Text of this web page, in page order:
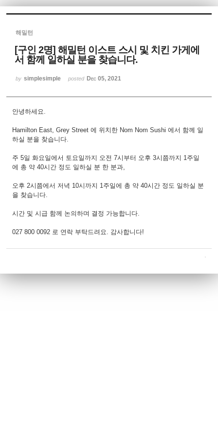
해밀턴
[구인 2명] 해밀턴 이스트 스시 및 치킨 가게에
서 함께 일하실 분을 찾습니다.
by simplesimple posted Dec 05, 2021
안녕하세요.
Hamilton East, Grey Street 에 위치한 Nom Nom Sushi 에서 함께 일
하실 분을 찾습니다.
주 5일 화요일에서 토요일까지 오전 7시부터 오후 3시쯤까지 1주일
에 총 약 40시간 정도 일하실 분 한 분과,
오후 2시쯤에서 저녁 10시까지 1주일에 총 약 40시간 정도 일하실 분
을 찾습니다.
시간 및 시급 함께 논의하며 결정 가능합니다.
027 800 0092 로 연락 부탁드려요. 감사합니다!
Sketchbook5, 스케치북5
Sketchbook5, 스케치북5